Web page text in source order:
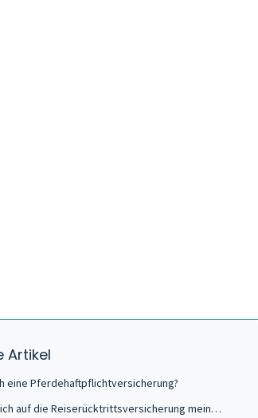
Artikel
eine Pferdehaftpflichtversicherung?
Kann ich mich auf die Reiserücktrittsversicherung meiner Kreditkarte verlassen?